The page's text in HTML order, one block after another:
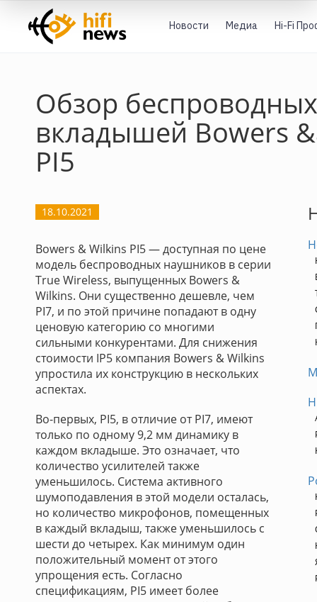
Новости Медиа Hi-Fi
Обзор
вкладышей Bowers
PI5
18.10.2021
Bowers & Wilkins PI5 — доступная по цене
модель беспроводных наушников в серии
True Wireless, выпущенных Bowers &
Wilkins. Они существенно дешевле, чем
PI7, и по этой причине попадают в одну
ценовую категорию со многими
сильными конкурентами. Для снижения
стоимости IP5 компания Bowers & Wilkins
упростила их конструкцию в нескольких
аспектах.
Во-первых, PI5, в отличие от PI7, имеют
только по одному 9,2 мм динамику в
каждом вкладыше. Это означает, что
количество усилителей также
уменьшилось. Система активного
шумоподавления в этой модели осталась,
но количество микрофонов, помещенных
в каждый вкладыш, также уменьшилось с
шести до четырех. Как минимум один
положительный момент от этого
упрощения есть. Согласно
спецификациям, PI5 имеет более